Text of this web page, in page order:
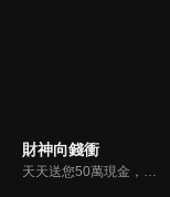
財神向錢衝
天天送您50萬現金，還有汽車大獎！不考智力、體力，挑戰家人、同事、同學、朋友互相了解的成渡和共同生活經驗。快來參加《財神向前衝》大獎通通送給您。